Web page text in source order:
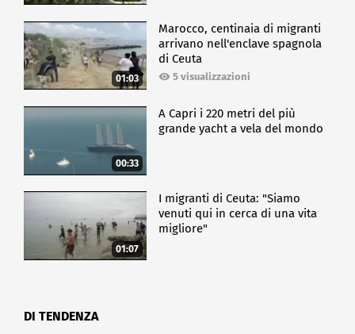
01:03
Marocco, centinaia di migranti
arrivano nell'enclave spagnola
di Ceuta
5 visualizzazioni
00:33
A Capri i 220 metri del più
grande yacht a vela del mondo
01:07
I migranti di Ceuta: "Siamo
venuti qui in cerca di una vita
migliore"
DI TENDENZA